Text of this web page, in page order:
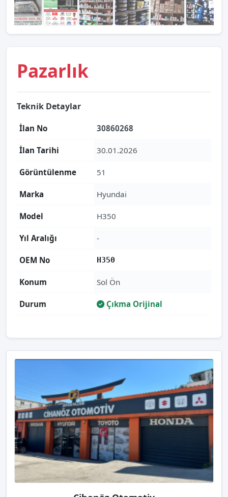
Pazarlık
Teknik Detaylar
İlan No 30860268
İlan Tarihi 30.01.2026
Görüntülenme 51
Marka Hyundai
Model H350
Yıl Aralığı -
OEM No H350
Konum Sol Ön
Durum Çıkma Orijinal